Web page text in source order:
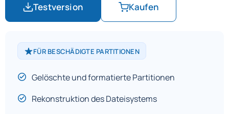
Testversion Kaufen
FÜR BESCHÄDIGTE PARTITIONEN
Gelöschte und formatierte Partitionen
Rekonstruktion des Dateisystems